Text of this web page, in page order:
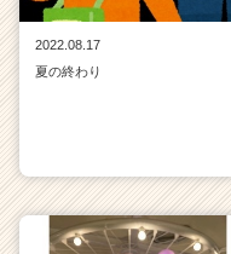
2022.08.17
夏の終わり